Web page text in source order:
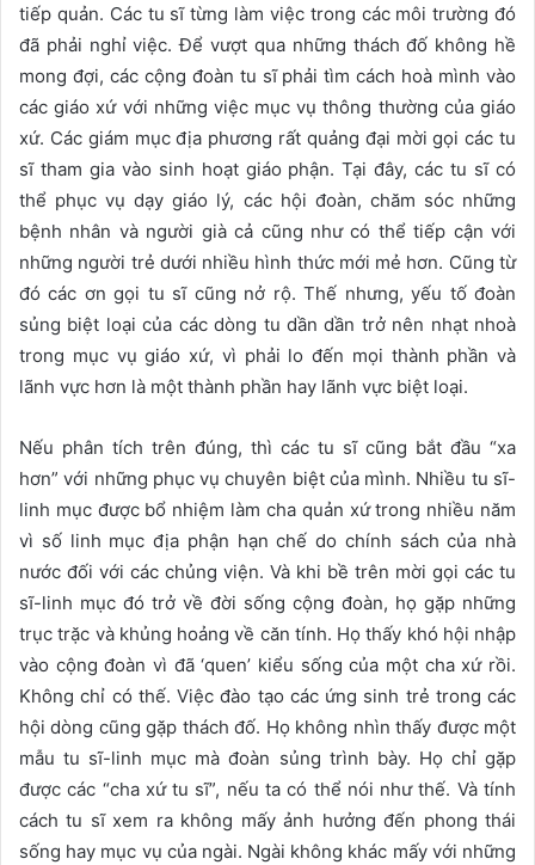
tiếp quản. Các tu sĩ từng làm việc trong các môi trường đó
đã phải nghỉ việc. Để vượt qua những thách đố không hề
mong đợi, các cộng đoàn tu sĩ phải tìm cách hoà mình vào
các giáo xứ với những việc mục vụ thông thường của giáo
xứ. Các giám mục địa phương rất quảng đại mời gọi các tu
sĩ tham gia vào sinh hoạt giáo phận. Tại đây, các tu sĩ có
thể phục vụ dạy giáo lý, các hội đoàn, chăm sóc những
bệnh nhân và người già cả cũng như có thể tiếp cận với
những người trẻ dưới nhiều hình thức mới mẻ hơn. Cũng từ
đó các ơn gọi tu sĩ cũng nở rộ. Thế nhưng, yếu tố đoàn
sủng biệt loại của các dòng tu dần dần trở nên nhạt nhoà
trong mục vụ giáo xứ, vì phải lo đến mọi thành phần và
lãnh vực hơn là một thành phần hay lãnh vực biệt loại.
Nếu phân tích trên đúng, thì các tu sĩ cũng bắt đầu “xa
hơn” với những phục vụ chuyên biệt của mình. Nhiều tu sĩ-
linh mục được bổ nhiệm làm cha quản xứ trong nhiều năm
vì số linh mục địa phận hạn chế do chính sách của nhà
nước đối với các chủng viện. Và khi bề trên mời gọi các tu
sĩ-linh mục đó trở về đời sống cộng đoàn, họ gặp những
trục trặc và khủng hoảng về căn tính. Họ thấy khó hội nhập
vào cộng đoàn vì đã ‘quen’ kiểu sống của một cha xứ rồi.
Không chỉ có thế. Việc đào tạo các ứng sinh trẻ trong các
hội dòng cũng gặp thách đố. Họ không nhìn thấy được một
mẫu tu sĩ-linh mục mà đoàn sủng trình bày. Họ chỉ gặp
được các “cha xứ tu sĩ”, nếu ta có thể nói như thế. Và tính
cách tu sĩ xem ra không mấy ảnh hưởng đến phong thái
sống hay mục vụ của ngài. Ngài không khác mấy với những